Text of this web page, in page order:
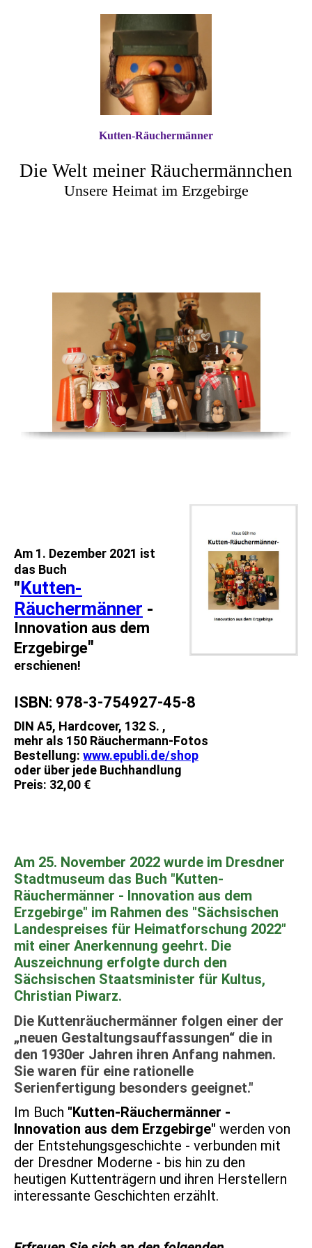
Die Welt meiner Räuchermännchen
Unsere Heimat im Erzgebirge
Kutten-Räuchermänner
Am 1. Dezember 2021 ist
das Buch
"Kutten-
Räuchermänner -
Innovation aus dem
Erzgebirge"
erschienen!
ISBN: 978-3-754927-45-8
DIN A5, Hardcover, 132 S. ,
mehr als 150 Räuchermann-Fotos
Bestellung: www.epubli.de/shop
oder über jede Buchhandlung
Preis: 32,00 €
Am 25. November 2022 wurde im Dresdner
Stadtmuseum das Buch "Kutten-
Räuchermänner - Innovation aus dem
Erzgebirge" im Rahmen des "Sächsischen
Landespreises für Heimatforschung 2022"
mit einer Anerkennung geehrt. Die
Auszeichnung erfolgte durch den
Sächsischen Staatsminister für Kultus,
Christian Piwarz.
Die Kuttenräuchermänner folgen einer der
„neuen Gestaltungsauffassungen“ die in
den 1930er Jahren ihren Anfang nahmen.
Sie waren für eine rationelle
Serienfertigung besonders geeignet."
Im Buch "Kutten-Räuchermänner -
Innovation aus dem Erzgebirge" werden von
der Entstehungsgeschichte - verbunden mit
der Dresdner Moderne - bis hin zu den
heutigen Kuttenträgern und ihren Herstellern
interessante Geschichten erzählt.